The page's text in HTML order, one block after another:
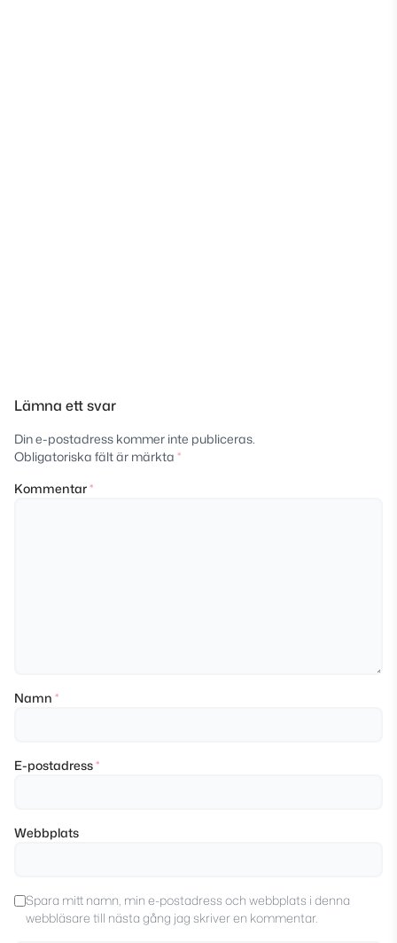
Lämna ett svar
Din e-postadress kommer inte publiceras.
Obligatoriska fält är märkta *
Kommentar*
Namn *
E-postadress*
Webbplats
Spara mitt namn, min e-postadress och webbplats i denna
webbläsare till nästa gång jag skriver en kommentar.